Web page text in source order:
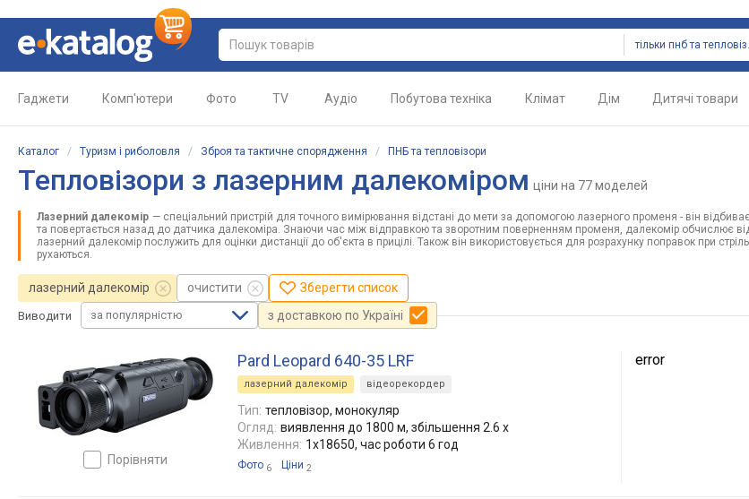
Гаджети Комп'ютери Фото TV Аудіо Побутова техніка Клімат Дім Дитячі товари
Каталог / Туризм і риболовля / Зброя та тактичне спорядження / ПНБ та тепловізори
Тепловізори з лазерним далекоміром ціни на 77 моделей
Лазерний далекомір — спеціальний пристрій для точного вимірювання відстані до мети за допомогою лазерного променя - він
та повертається назад до датчика далекоміра. Знаючи час між відправкою та зворотним поверненням променя, далекомір обчислює
лазерний далекомір послужить для оцінки дистанції до об'єкта в прицілі. Також він використовується для розрахунку поправок при
рухаються.
лазерний далекомір очистити Зберегти список
Виводити за популярністю з доставкою по Україні
порівняти
Pard Leopard 640-35 LRF
лазерний далекомір відеорекордер
Тип: тепловізор, монокуляр
Огляд: виявлення до 1800 м, збільшення 2.6 x
Живлення: 1x18650, час роботи 6 год
Фото 6 Ціни 2
error